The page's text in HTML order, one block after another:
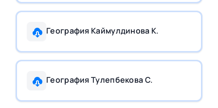
География Каймулдинова К.
География Тулепбекова С.